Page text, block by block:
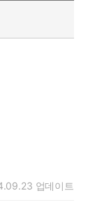
있다. 이것
서 아쑤는
오타오가 내
는 거의 동
‘아리아드네의
업데이트